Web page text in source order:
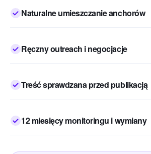
Naturalne umieszczanie anchorów
Ręczny outreach i negocjacje
Treść sprawdzana przed publikacją
12 miesięcy monitoringu i wymiany